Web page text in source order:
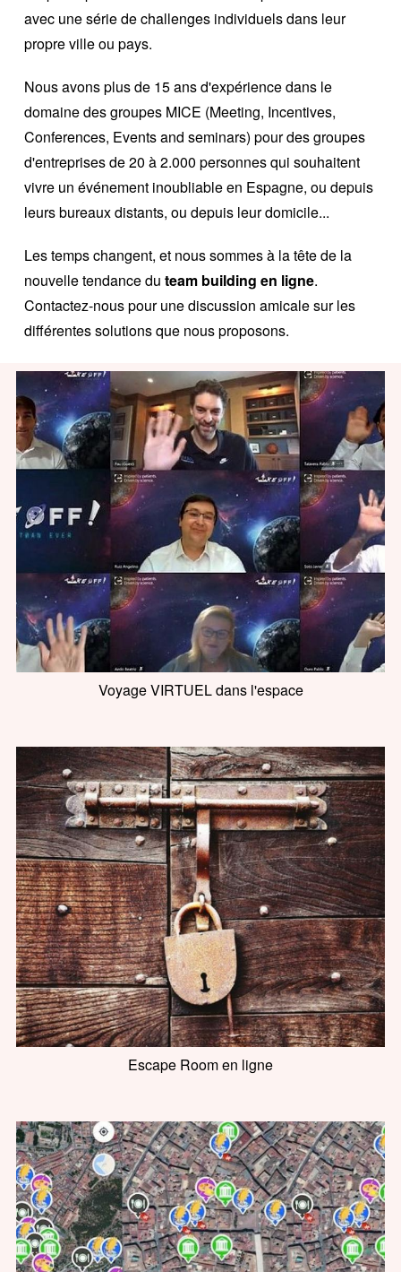
avec une série de challenges individuels dans leur
propre ville ou pays.
Nous avons plus de 15 ans d'expérience dans le
domaine des groupes MICE (Meeting, Incentives,
Conferences, Events and seminars) pour des groupes
d'entreprises de 20 à 2.000 personnes qui souhaitent
vivre un événement inoubliable en Espagne, ou depuis
leurs bureaux distants, ou depuis leur domicile...
Les temps changent, et nous sommes à la tête de la
nouvelle tendance duteam building en ligne.
Contactez-nous pour une discussion amicale sur les
différentes solutions que nous proposons.
Voyage VIRTUEL dans l'espace
Escape Room en ligne